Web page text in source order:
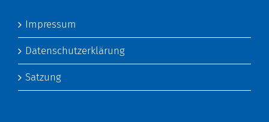
Impressum
Datenschutzerklärung
Satzung